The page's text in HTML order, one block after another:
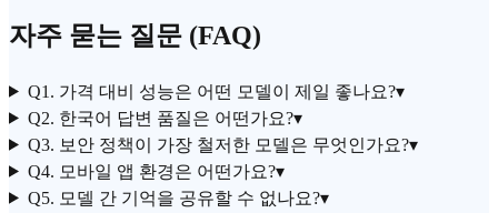
자주 묻는 질문 (FAQ)
Q1. 가격 대비 성능은 어떤 모델이 제일 좋나요?▾
Q2. 한국어 답변 품질은 어떤가요?▾
Q3. 보안 정책이 가장 철저한 모델은 무엇인가요?▾
Q4. 모바일 앱 환경은 어떤가요?▾
Q5. 모델 간 기억을 공유할 수 없나요?▾